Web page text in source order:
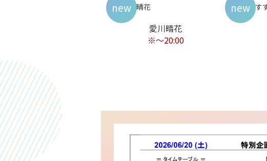
愛川晴花
※～20:00
new new